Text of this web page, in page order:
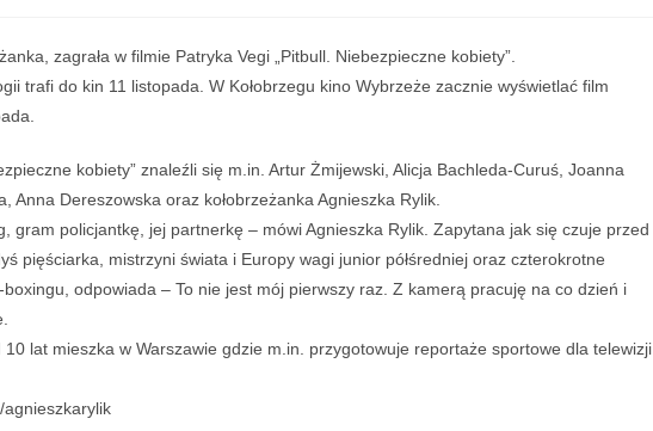
zagrała w filmie Patryka Vegi „Pitbull. Niebezpieczne kobiety”.
trafi do kin 11 listopada. W Kołobrzegu kino Wybrzeże zacznie wyświetlać film
kobiety” znaleźli się m.in. Artur Żmijewski, Alicja Bachleda-Curuś, Joanna
Anna Dereszowska oraz kołobrzeżanka Agnieszka Rylik.
gram policjantkę, jej partnerkę – mówi Agnieszka Rylik. Zapytana jak się czuje przed
pięściarka, mistrzyni świata i Europy wagi junior półśredniej oraz czterokrotne
odpowiada – To nie jest mój pierwszy raz. Z kamerą pracuję na co dzień i
lat mieszka w Warszawie gdzie m.in. przygotowuje reportaże sportowe dla telewizji